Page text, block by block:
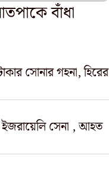
বাঁধা
সোনার গহনা, হিরের
ইজরায়েলি সেনা , আহত